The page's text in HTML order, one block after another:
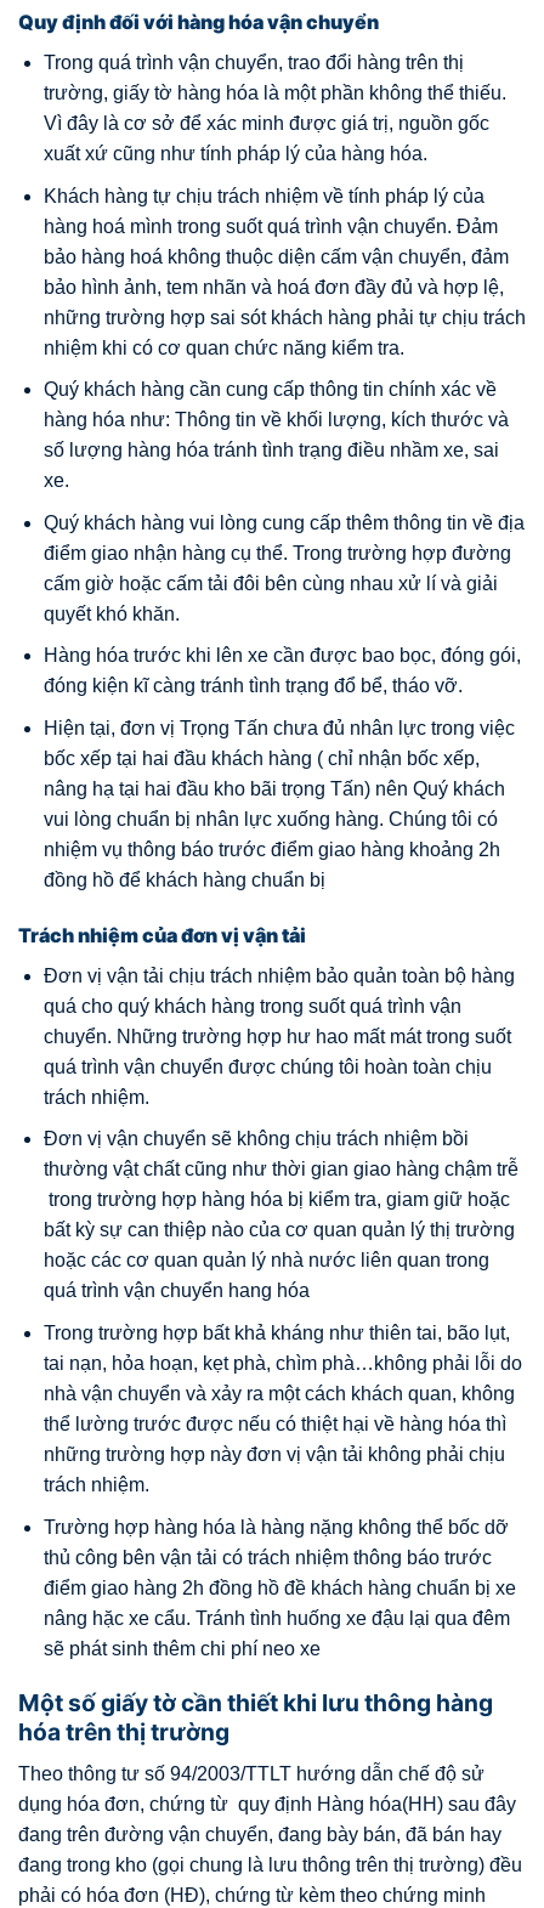
Quy định đối với hàng hóa vận chuyển
Trong quá trình vận chuyển, trao đổi hàng trên thị
trường, giấy tờ hàng hóa là một phần không thể thiếu.
Vì đây là cơ sở để xác minh được giá trị, nguồn gốc
xuất xứ cũng như tính pháp lý của hàng hóa.
Khách hàng tự chịu trách nhiệm về tính pháp lý của
hàng hoá mình trong suốt quá trình vận chuyển. Đảm
bảo hàng hoá không thuộc diện cấm vận chuyển, đảm
bảo hình ảnh, tem nhãn và hoá đơn đầy đủ và hợp lệ,
những trường hợp sai sót khách hàng phải tự chịu trách
nhiệm khi có cơ quan chức năng kiểm tra.
Quý khách hàng cần cung cấp thông tin chính xác về
hàng hóa như: Thông tin về khối lượng, kích thước và
số lượng hàng hóa tránh tình trạng điều nhầm xe, sai
xe.
Quý khách hàng vui lòng cung cấp thêm thông tin về địa
điểm giao nhận hàng cụ thể. Trong trường hợp đường
cấm giờ hoặc cấm tải đôi bên cùng nhau xử lí và giải
quyết khó khăn.
Hàng hóa trước khi lên xe cần được bao bọc, đóng gói,
đóng kiện kĩ càng tránh tình trạng đổ bể, tháo vỡ.
Hiện tại, đơn vị Trọng Tấn chưa đủ nhân lực trong việc
bốc xếp tại hai đầu khách hàng ( chỉ nhận bốc xếp,
nâng hạ tại hai đầu kho bãi trọng Tấn) nên Quý khách
vui lòng chuẩn bị nhân lực xuống hàng. Chúng tôi có
nhiệm vụ thông báo trước điểm giao hàng khoảng 2h
đồng hồ để khách hàng chuẩn bị
Trách nhiệm của đơn vị vận tải
Đơn vị vận tải chịu trách nhiệm bảo quản toàn bộ hàng
quá cho quý khách hàng trong suốt quá trình vận
chuyển. Những trường hợp hư hao mất mát trong suốt
quá trình vận chuyển được chúng tôi hoàn toàn chịu
trách nhiệm.
Đơn vị vận chuyển sẽ không chịu trách nhiệm bồi
thường vật chất cũng như thời gian giao hàng chậm trễ
trong trường hợp hàng hóa bị kiểm tra, giam giữ hoặc
bất kỳ sự can thiệp nào của cơ quan quản lý thị trường
hoặc các cơ quan quản lý nhà nước liên quan trong
quá trình vận chuyển hang hóa
Trong trường hợp bất khả kháng như thiên tai, bão lụt,
tai nạn, hỏa hoạn, kẹt phà, chìm phà…không phải lỗi do
nhà vận chuyển và xảy ra một cách khách quan, không
thể lường trước được nếu có thiệt hại về hàng hóa thì
những trường hợp này đơn vị vận tải không phải chịu
trách nhiệm.
Trường hợp hàng hóa là hàng nặng không thể bốc dỡ
thủ công bên vận tải có trách nhiệm thông báo trước
điểm giao hàng 2h đồng hồ đề khách hàng chuẩn bị xe
nâng hặc xe cẩu. Tránh tình huống xe đậu lại qua đêm
sẽ phát sinh thêm chi phí neo xe
Một số giấy tờ cần thiết khi lưu thông hàng
hóa trên thị trường
Theo thông tư số 94/2003/TTLT hướng dẫn chế độ sử
dụng hóa đơn, chứng từ quy định Hàng hóa(HH) sau đây
đang trên đường vận chuyển, đang bày bán, đã bán hay
đang trong kho (gọi chung là lưu thông trên thị trường) đều
phải có hóa đơn (HĐ), chứng từ kèm theo chứng minh